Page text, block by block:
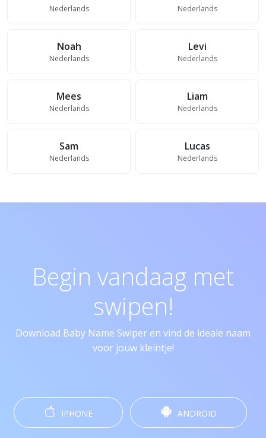
Nederlands Nederlands
Noah
Nederlands
Levi
Nederlands
Mees
Nederlands
Liam
Nederlands
Sam
Nederlands
Lucas
Nederlands
Begin vandaag met
swipen!
Download Baby Name Swiper en vind de ideale naam
voor jouw kleintje!
IPHONE ANDROID